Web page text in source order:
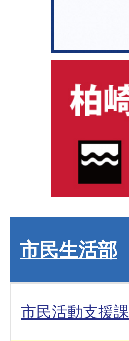
市民生活部
市民活動支援課